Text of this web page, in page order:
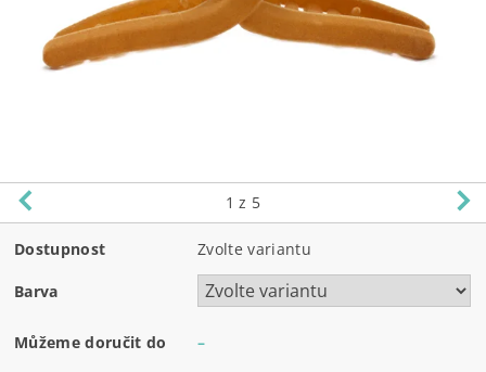
1 z 5
Dostupnost Zvolte variantu
Barva
Můžeme doručit do –